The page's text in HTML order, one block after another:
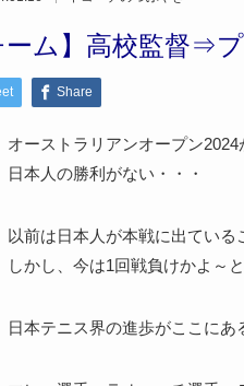
ーム】高校監督⇒
Share
オーストラリアンオープン2024
日本人の勝利がない・・・
以前は日本人が本戦に出ている
しかし、今は1回戦負けかよ～
日本テニス界の進歩がここにあ